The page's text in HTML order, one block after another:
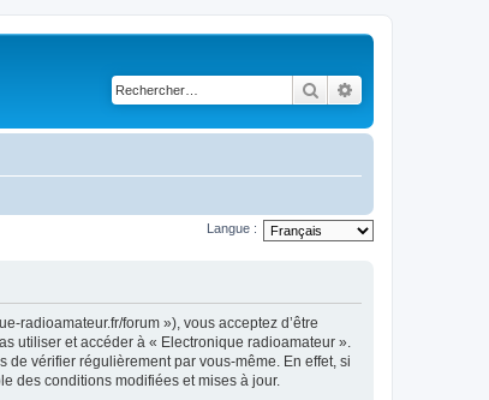
Rechercher
Langue :
radioamateur.fr/forum »), vous acceptez d’être
utiliser et accéder à « Electronique radioamateur ».
vérifier régulièrement par vous-même. En effet, si
des conditions modifiées et mises à jour.